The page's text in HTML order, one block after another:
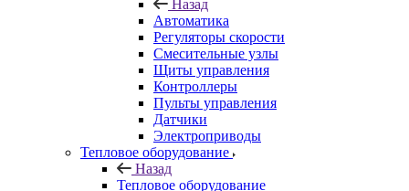
Назад
Автоматика
Регуляторы скорости
Смесительные узлы
Щиты управления
Контроллеры
Пульты управления
Датчики
Электроприводы
Тепловое оборудование
Назад
Тепловое оборудование